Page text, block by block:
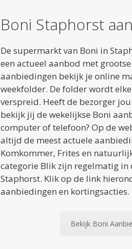
Boni Staphorst
De supermarkt van Boni in
een actueel aanbod met
aanbiedingen bekijk je online
weekfolder. De folder wordt
verspreid. Heeft de bezorger
bekijk jij de wekelijkse Boni
computer of telefoon? Op de
altijd de meest actuele
Komkommer, Frites en
categorie Blik zijn regelmatig
Staphorst. Klik op de link
aanbiedingen en kortingsacties.
Bekijk Boni